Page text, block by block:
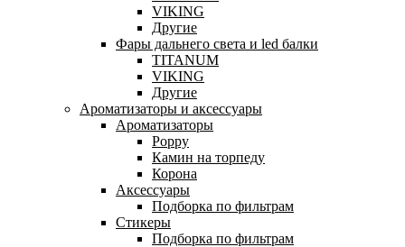
VIKING
Другие
Фары дальнего света и led балки
TITANUM
VIKING
Другие
Ароматизаторы и аксессуары
Ароматизаторы
Poppy
Камин на торпеду
Корона
Аксессуары
Подборка по фильтрам
Стикеры
Подборка по фильтрам